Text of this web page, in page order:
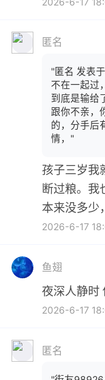
匿名
"匿名 发表
不在一起过
到底是输给
跟你不亲，
的，分手后
情，"
孩子三岁我
断过粮。我
本来没多少
2026-6-17
鱼翅
夜深人静时
2026-6-17
匿名